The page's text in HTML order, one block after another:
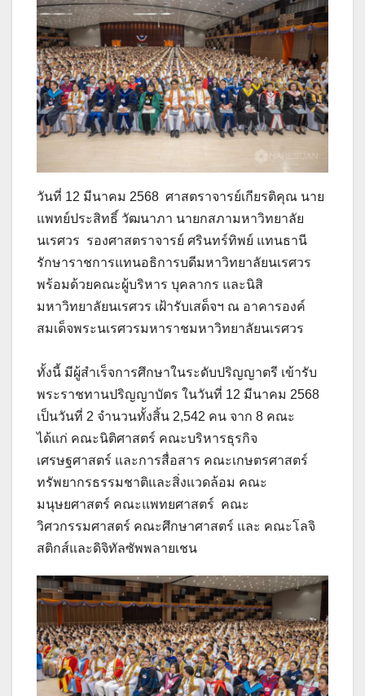
วันที่ 12 มีนาคม 2568 ศาสตราจารย์เกียรติคุณ นาย
แพทย์ประสิทธิ์ วัฒนาภา นายกสภามหาวิทยาลัย
นเรศวร รองศาสตราจารย์ ศรินทร์ทิพย์ แทนธานี
รักษาราชการแทนอธิการบดีมหาวิทยาลัยนเรศวร
พร้อมด้วยคณะผู้บริหาร บุคลากร และนิสิ
มหาวิทยาลัยนเรศวร เฝ้ารับเสด็จฯ ณ อาคารองค์
สมเด็จพระนเรศวรมหาราชมหาวิทยาลัยนเรศวร
ทั้งนี้ มีผู้สำเร็จการศึกษาในระดับปริญญาตรี เข้ารับ
พระราชทานปริญญาบัตร ในวันที่ 12 มีนาคม 2568
เป็นวันที่ 2 จำนวนทั้งสิ้น 2,542 คน จาก 8 คณะ
ได้แก่ คณะนิติศาสตร์ คณะบริหารธุรกิจ
เศรษฐศาสตร์ และการสื่อสาร คณะเกษตรศาสตร์
ทรัพยากรธรรมชาติและสิ่งแวดล้อม คณะ
มนุษยศาสตร์ คณะแพทยศาสตร์ คณะ
วิศวกรรมศาสตร์ คณะศึกษาศาสตร์ และ คณะโลจิ
สติกส์และดิจิทัลซัพพลายเชน